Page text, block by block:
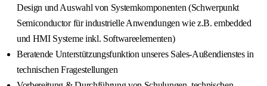
Design und Auswahl von Systemkomponenten (Schwerpunkt
Semiconductor für industrielle Anwendungen wie z.B. embedded
und HMI Systeme inkl. Softwareelementen)
Beratende Unterstützungsfunktion unseres Sales-Außendienstes in
technischen Fragestellungen